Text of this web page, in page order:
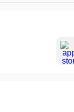
Новодвинск